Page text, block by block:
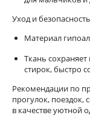
Уход и
Материал
Ткань
стирок, быстро
Рекомендации по
прогулок, поездок,
в качестве уютной